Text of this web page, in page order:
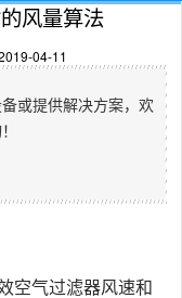
风量算法
04-11
或提供解决方案，欢
空气过滤器风速和